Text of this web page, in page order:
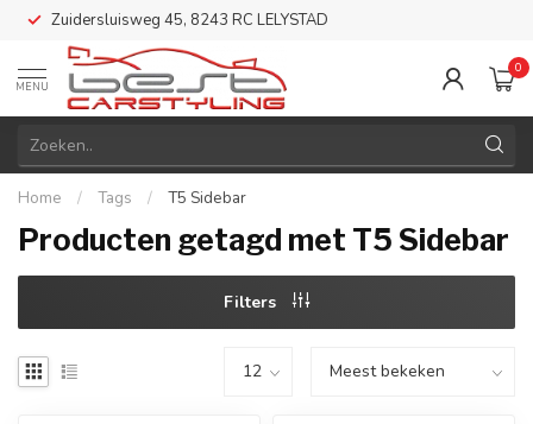
Zuidersluisweg 45, 8243 RC LELYSTAD
MENU
0
Home / Tags / T5 Sidebar
Producten getagd met T5 Sidebar
Filters